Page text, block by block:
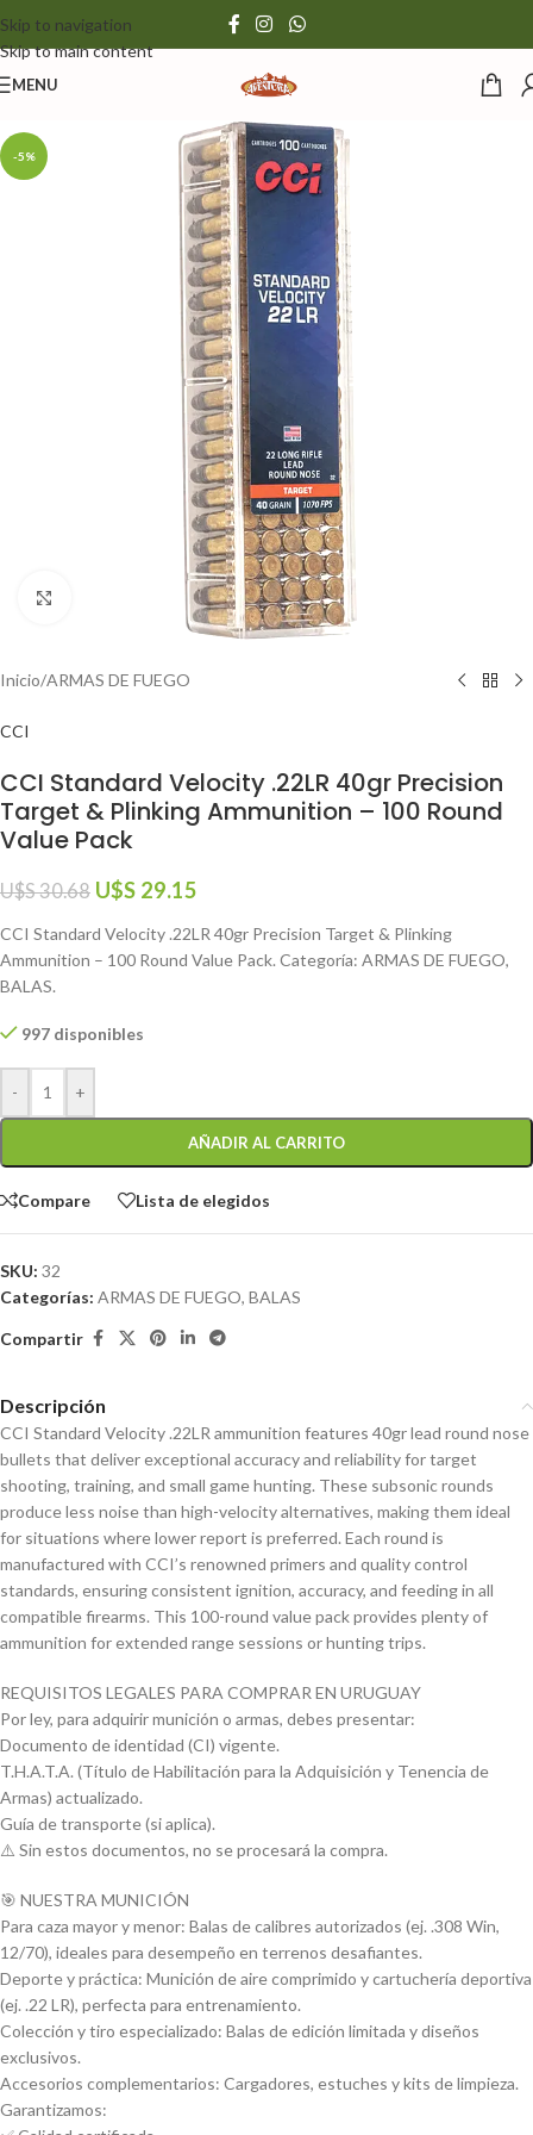
Skip to navigation
Skip to main content
MENU
-5%
Inicio/ARMAS DE FUEGO
CCI
CCI Standard Velocity .22LR 40gr Precision
Target & Plinking Ammunition – 100 Round
Value Pack
U$S30.68 U$S 29.15
CCI Standard Velocity .22LR 40gr Precision Target & Plinking
Ammunition – 100 Round Value Pack. Categoría: ARMAS DE FUEGO,
BALAS.
997 disponibles
- +
AÑADIR AL CARRITO
Compare Lista de elegidos
SKU: 32
Categorías: ARMAS DE FUEGO, BALAS
Compartir
Descripción
CCI Standard Velocity .22LR ammunition features 40gr lead round nose
bullets that deliver exceptional accuracy and reliability for target
shooting, training, and small game hunting. These subsonic rounds
produce less noise than high-velocity alternatives, making them ideal
for situations where lower report is preferred. Each round is
manufactured with CCI’s renowned primers and quality control
standards, ensuring consistent ignition, accuracy, and feeding in all
compatible firearms. This 100-round value pack provides plenty of
ammunition for extended range sessions or hunting trips.
REQUISITOS LEGALES PARA COMPRAR EN URUGUAY
Por ley, para adquirir munición o armas, debes presentar:
Documento de identidad (CI) vigente.
T.H.A.T.A. (Título de Habilitación para la Adquisición y Tenencia de
Armas) actualizado.
Guía de transporte (si aplica).
⚠️ Sin estos documentos, no se procesará la compra.
🎯 NUESTRA MUNICIÓN
Para caza mayor y menor: Balas de calibres autorizados (ej. .308 Win,
12/70), ideales para desempeño en terrenos desafiantes.
Deporte y práctica: Munición de aire comprimido y cartuchería deportiva
(ej. .22 LR), perfecta para entrenamiento.
Colección y tiro especializado: Balas de edición limitada y diseños
exclusivos.
Accesorios complementarios: Cargadores, estuches y kits de limpieza.
Garantizamos: